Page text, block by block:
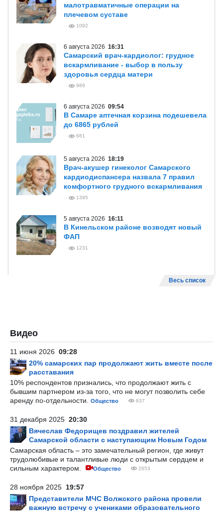
малотравматичные операции на
плечевом суставе
1092
6 августа 2026 16:31
Самарский врач-кардиолог: грудное
вскармливание - выбор в пользу
здоровья сердца матери
989
6 августа 2026 09:54
В Самаре аптечная корзина подешевела
до 6865 рублей
681
5 августа 2026 18:19
Врач-акушер гинеколог Самарского
кардиодиспансера назвала 7 правил
комфортного грудного вскармливания
1395
5 августа 2026 16:11
В Кинельском районе возводят новый
ФАП
1231
Весь список
Видео
11 июня 2026 09:28
20% самарских пар продолжают жить вместе после
расставания
10% респондентов признались, что продолжают жить с
бывшим партнером из-за того, что не могут позволить себе
аренду по-отдельности.
Общество 837
31 декабря 2025 20:30
Вячеслав Федорищев поздравил жителей
Самарской области с наступающим Новым Годом
Самарская область – это замечательный регион, где живут
трудолюбивые и талантливые люди с открытым сердцем и
сильным характером.
Общество 2653
28 ноября 2025 19:57
Представители МЧС Волжского района провели
важную встречу с учениками образовательного